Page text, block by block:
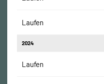
Laufen
2024
Laufen